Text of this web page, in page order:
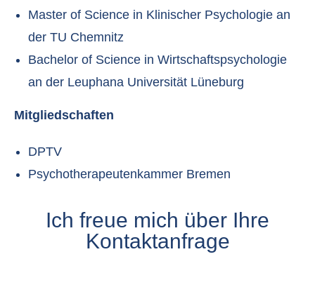
Ich freue mich über Ihre
Kontaktanfrage
Master of Science in Klinischer Psychologie an
der TU Chemnitz
Bachelor of Science in Wirtschaftspsychologie
an der Leuphana Universität Lüneburg
Mitgliedschaften
DPTV
Psychotherapeutenkammer Bremen